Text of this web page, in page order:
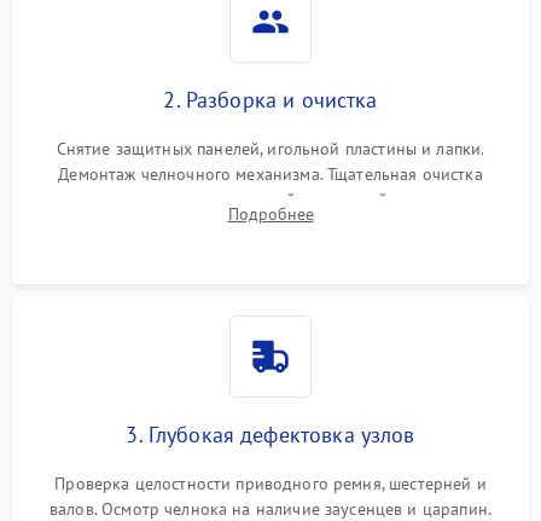
2. Разборка и очистка
Снятие защитных панелей, игольной пластины и лапки.
Демонтаж челночного механизма. Тщательная очистка
внутренних узлов от скопившейся тканевой пыли, очесов,
остатков старой смазки и обрывков нитей с помощью
Подробнее
3. Глубокая дефектовка узлов
Проверка целостности приводного ремня, шестерней и
валов. Осмотр челнока на наличие заусенцев и царапин.